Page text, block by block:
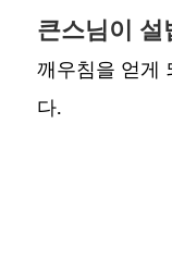
큰스님이
깨우침을 얻게
다.